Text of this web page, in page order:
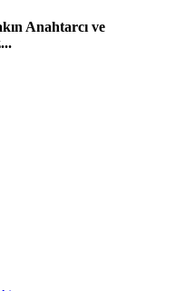
Anahtarcı ve